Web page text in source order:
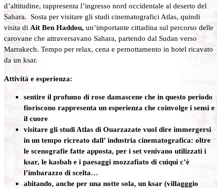
d’altitudine, rappresenta l’ingresso nord occidentale al deserto del
Sahara. Sosta per visitare gli studi cinematografici Atlas, quindi
visita di Ait Ben Haddou, un’importante cittadina sul percorso delle
carovane che attraversavano Sahara, partendo dal Sudan verso
Marrakech. Tempo per relax, cena e pernottamento in hotel ricavato
da un ksar.
Attività e esperienza:
sentire il profumo di rose damascene che in questo periodo
fioriscono rappresenta un esperienza che coinvolge i sensi e
il cuore
visitare gli studi Atlas di Ouarzazate vuol dire immergersi
in un tempo ricreato dall’ industria cinematografica: oltre
le scenografie fatte apposta, per i set venivano utilizzati i
ksar, le kasbah e i paesaggi mozzafiato di cuiqui c’è
l’imbarazzo di scelta…
abitando, anche per una notte sola, un ksar (villagggio